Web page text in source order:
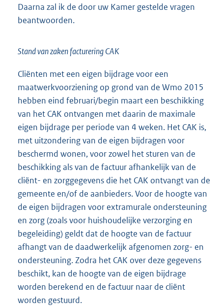
Daarna zal ik de door uw Kamer gestelde vragen
beantwoorden.
Stand van zaken facturering CAK
Cliënten met een eigen bijdrage voor een
maatwerkvoorziening op grond van de Wmo 2015
hebben eind februari/begin maart een beschikking
van het CAK ontvangen met daarin de maximale
eigen bijdrage per periode van 4 weken. Het CAK is,
met uitzondering van de eigen bijdragen voor
beschermd wonen, voor zowel het sturen van de
beschikking als van de factuur afhankelijk van de
cliënt- en zorggegevens die het CAK ontvangt van de
gemeente en/of de aanbieders. Voor de hoogte van
de eigen bijdragen voor extramurale ondersteuning
en zorg (zoals voor huishoudelijke verzorging en
begeleiding) geldt dat de hoogte van de factuur
afhangt van de daadwerkelijk afgenomen zorg- en
ondersteuning. Zodra het CAK over deze gegevens
beschikt, kan de hoogte van de eigen bijdrage
worden berekend en de factuur naar de cliënt
worden gestuurd.